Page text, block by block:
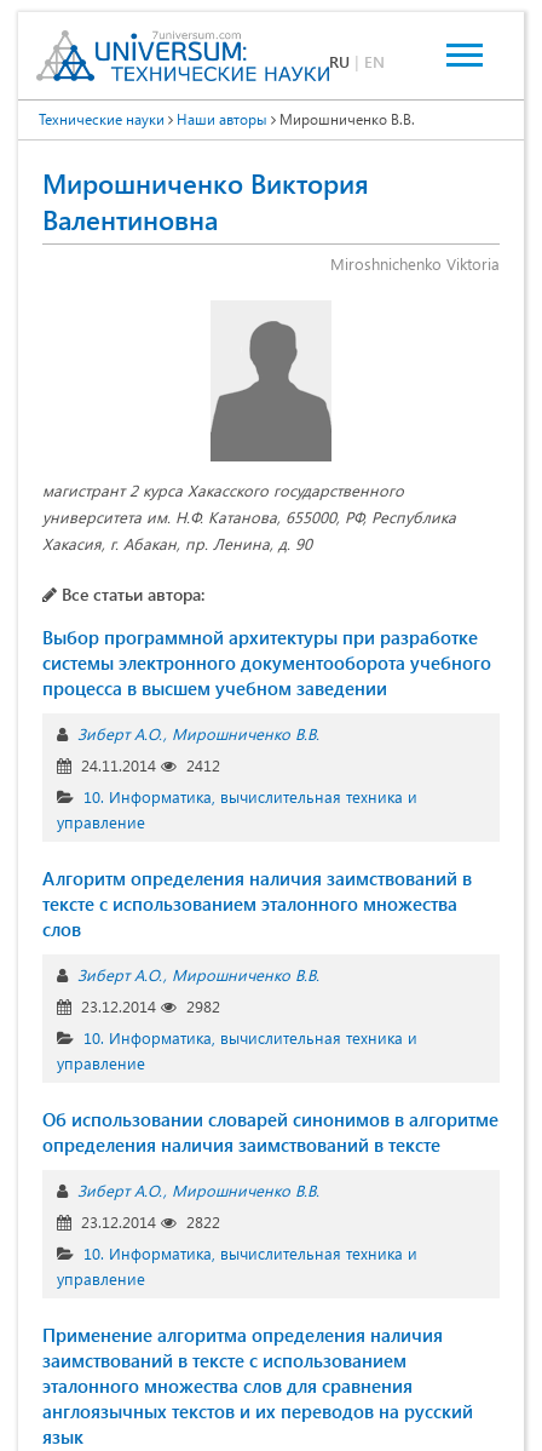
RU | EN
Технические науки Наши авторы Мирошниченко В.В.
Мирошниченко Виктория
Валентиновна
Miroshnichenko Viktoria
магистрант 2 курса Хакасского государственного
университета им. Н.Ф. Катанова, 655000, РФ, Республика
Хакасия, г. Абакан, пр. Ленина, д. 90
Все статьи автора:
Выбор программной архитектуры при разработке
системы электронного документооборота учебного
процесса в высшем учебном заведении
Зиберт А.О. Мирошниченко В.В.
24.11.2014
2412
10. Информатика, вычислительная техника и
управление
Алгоритм определения наличия заимствований в
тексте с использованием эталонного множества
слов
Зиберт А.О. Мирошниченко В.В.
23.12.2014
2982
10. Информатика, вычислительная техника и
управление
Об использовании словарей синонимов в алгоритме
определения наличия заимствований в тексте
Зиберт А.О. Мирошниченко В.В.
23.12.2014
2822
10. Информатика, вычислительная техника и
управление
Применение алгоритма определения наличия
заимствований в тексте с использованием
эталонного множества слов для сравнения
англоязычных текстов и их переводов на русский
язык